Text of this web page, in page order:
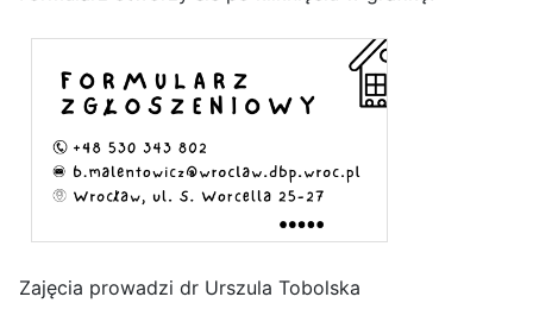
Zajęcia prowadzi dr Urszula Tobolska